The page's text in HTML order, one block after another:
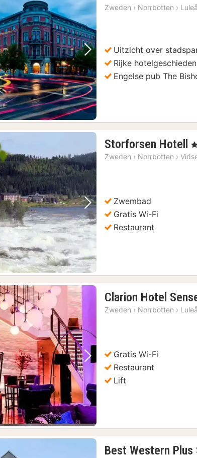
foto Volgende foto
Zweden › Norrbotten › Luleå
Uitzicht over
Rijke
Engelse pub The
foto Volgende foto
Storforsen Hotell
1
,
Zweden › Norrbotten ›
Zwembad
Gratis Wi-Fi
Restaurant
foto Volgende foto
Clarion Hotel
Zweden › Norrbotten › Luleå
Gratis Wi-Fi
Restaurant
Lift
Best Western Plus